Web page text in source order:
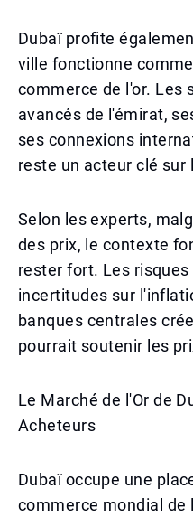
Dubaï profite
ville fonctionne
commerce de l'or. Les
avancés de l'émirat,
ses connexions
reste un acteur clé sur
Selon les experts,
des prix, le contexte
rester fort. Les
incertitudes sur
banques centrales
pourrait soutenir les
Le Marché de l'Or de
Acheteurs
Dubaï occupe une
commerce mondial de